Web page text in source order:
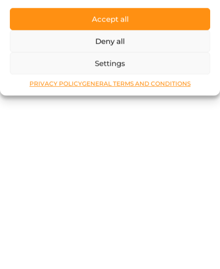
Accept all
Deny all
Settings
PRIVACY POLICYGENERAL TERMS AND CONDITIONS